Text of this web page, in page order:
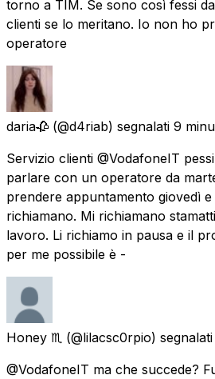
torno a TIM. Se sono così fessi
clienti se lo meritano. Io non ho
operatore
daria🥀 (@d4riab) segnalati 9
Servizio clienti @VodafoneIT
parlare con un operatore da
prendere appuntamento giovedì
richiamano. Mi richiamano
lavoro. Li richiamo in pausa e il
per me possibile è -
Honey ♏ (@lilacsc0rpio) segnalati
@VodafoneIT ma che succede?